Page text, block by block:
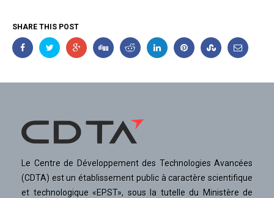
SHARE THIS POST
Le Centre de Développement des Technologies Avancées
(CDTA) est un établissement public à caractère scientifique
et technologique «EPST», sous la tutelle du Ministère de